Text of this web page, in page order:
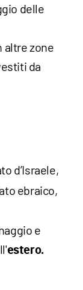
delle
altre zone
da
d’Israele,
ebraico,
e
estero.